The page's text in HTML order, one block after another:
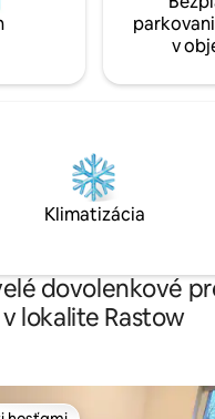
v
Klimatizácia
dovolenkové
v lokalite Rastow